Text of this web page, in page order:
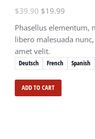
Deutsch French Spanish
$39.90 $19.99
Phasellus elementum,
libero malesuada
amet velit.
ADD TO CART